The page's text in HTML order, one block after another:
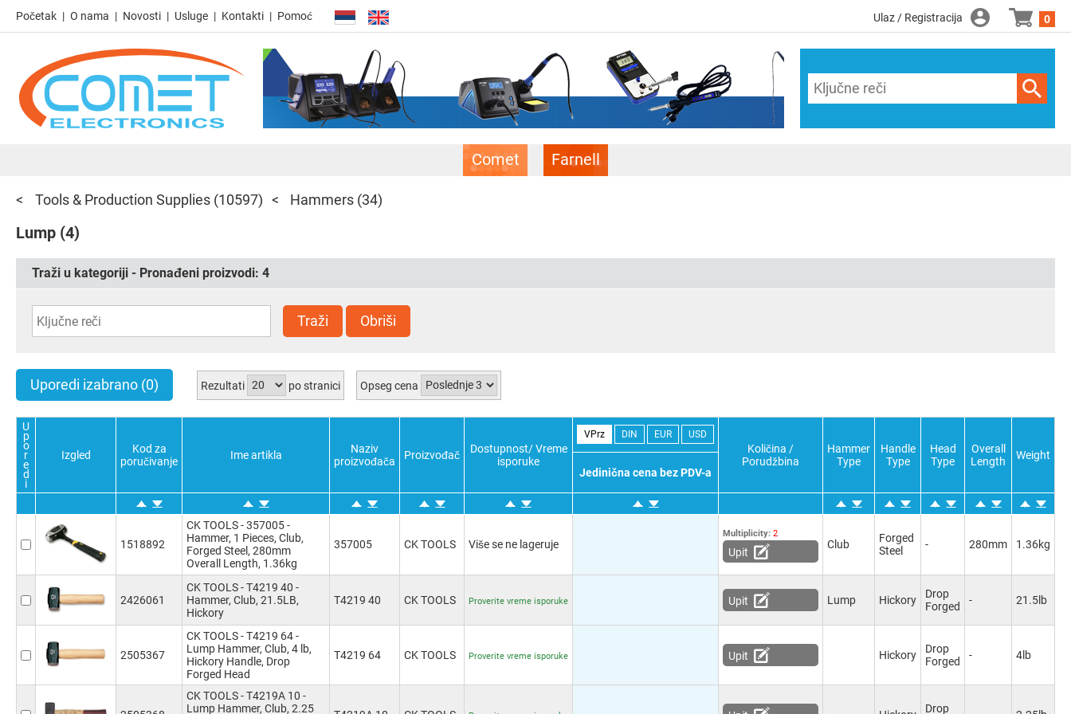
Početak O nama Novosti Usluge Kontakti Pomoć Ulaz / Registracija 0
Comet Farnell
Tools & Production Supplies (10597) Hammers (34)
Lump (4)
Traži u kategoriji - Pronađeni proizvodi: 4
Traži Obriši
Uporedi izabrano (0) Rezultati po stranici Opseg cena
U
p
o
r
e
d
i
Izgled
Kod za
poručivanje
Ime artikla
Naziv
proizvođača
Proizvođač
Dostupnost/ Vreme
isporuke
VPrz DIN EUR USD
Količina /
Porudžbina
Hammer
Type
Handle
Type
Head
Type
Overall
Length
Weight
Jedinična cena bez PDV-a
1518892
CK TOOLS - 357005 -
Hammer, 1 Pieces, Club,
Forged Steel, 280mm
Overall Length, 1.36kg
357005 CK TOOLS Više se ne lageruje
Multiplicity: 2
Upit
Club
Forged
Steel
- 280mm 1.36kg
2426061
CK TOOLS - T4219 40 -
Hammer, Club, 21.5LB,
Hickory
T4219 40 CK TOOLS Proverite vreme isporuke Upit Lump Hickory
Drop
Forged
- 21.5lb
2505367
CK TOOLS - T4219 64 -
Lump Hammer, Club, 4 lb,
Hickory Handle, Drop
Forged Head
T4219 64 CK TOOLS Proverite vreme isporuke Upit Hickory
Drop
Forged
- 4lb
CK TOOLS - T4219A 10 -
Lump Hammer, Club, 2.25
Drop